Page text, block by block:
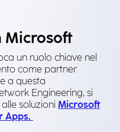
Microsoft
un ruolo chiave nel
come partner
a questa
Engineering, si
soluzioni Microsoft
Apps.